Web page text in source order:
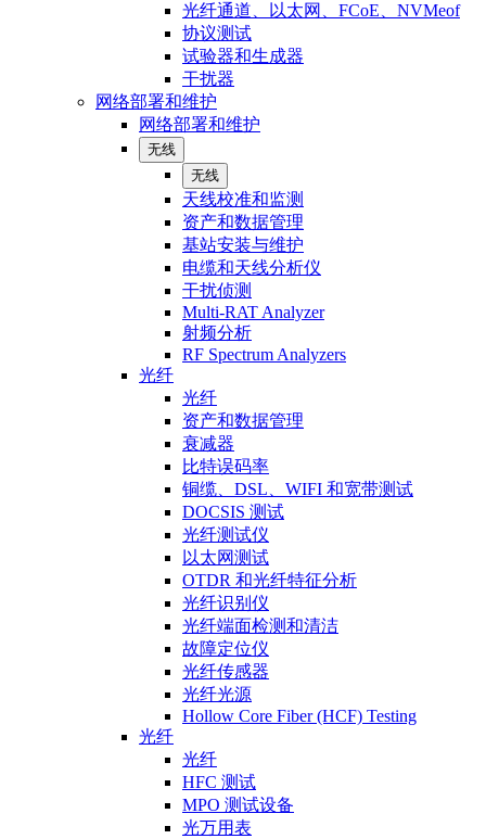
光纤通道、以太网、FCoE、NVMeof
协议测试
试验器和生成器
干扰器
网络部署和维护
网络部署和维护
无线
无线
天线校准和监测
资产和数据管理
基站安装与维护
电缆和天线分析仪
干扰侦测
Multi-RAT Analyzer
射频分析
RF Spectrum Analyzers
光纤
光纤
资产和数据管理
衰减器
比特误码率
铜缆、DSL、WIFI 和宽带测试
DOCSIS 测试
光纤测试仪
以太网测试
OTDR 和光纤特征分析
光纤识别仪
光纤端面检测和清洁
故障定位仪
光纤传感器
光纤光源
Hollow Core Fiber (HCF) Testing
光纤
光纤
HFC 测试
MPO 测试设备
光万用表